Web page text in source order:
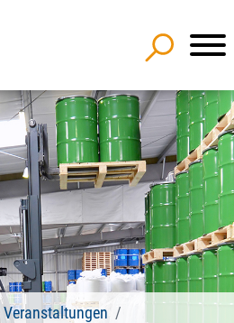
Veranstaltungen